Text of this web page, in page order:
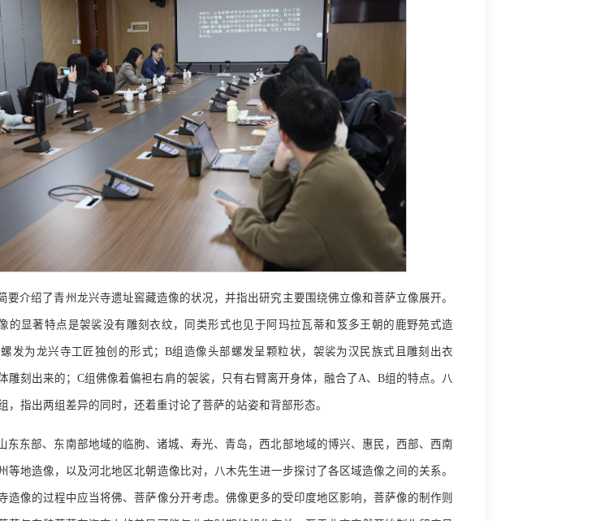
要介绍了青州龙兴寺遗址窖藏造像的状况，并指出研究主要围绕佛立像和菩萨立像展开。
的显著特点是袈裟没有雕刻衣纹，同类形式也见于阿玛拉瓦蒂和笈多王朝的鹿野苑式造
发为龙兴寺工匠独创的形式；B组造像头部螺发呈颗粒状，袈裟为汉民族式且雕刻出衣
雕刻出来的；C组佛像着偏袒右肩的袈裟，只有右臂离开身体，融合了A、B组的特点。八
，指出两组差异的同时，还着重讨论了菩萨的站姿和背部形态。
东东部、东南部地域的临朐、诸城、寿光、青岛，西北部地域的博兴、惠民，西部、西南
等地造像，以及河北地区北朝造像比对，八木先生进一步探讨了各区域造像之间的关系。
造像的过程中应当将佛、菩萨像分开考虑。佛像更多的受印度地区影响，菩萨像的制作则